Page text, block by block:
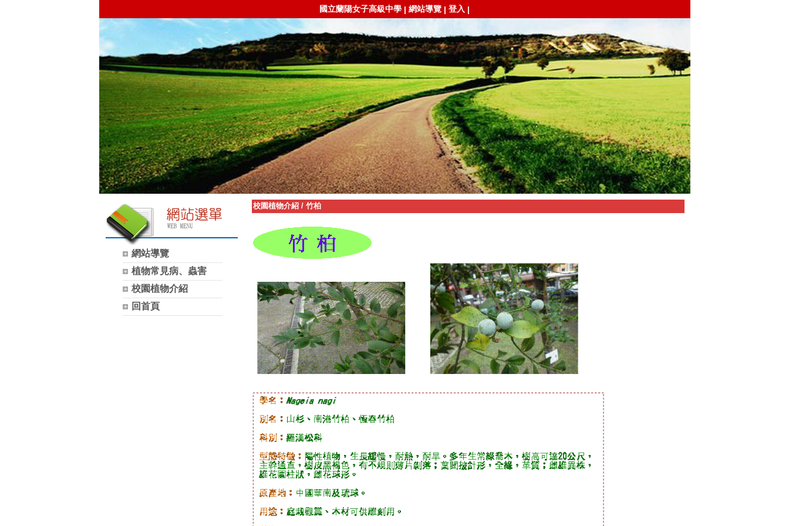
國立蘭陽女子高級中學 | 網站導覽 | 登入 |
網站導覽
植物常見病、蟲害
校園植物介紹
回首頁
校園植物介紹/ 竹柏